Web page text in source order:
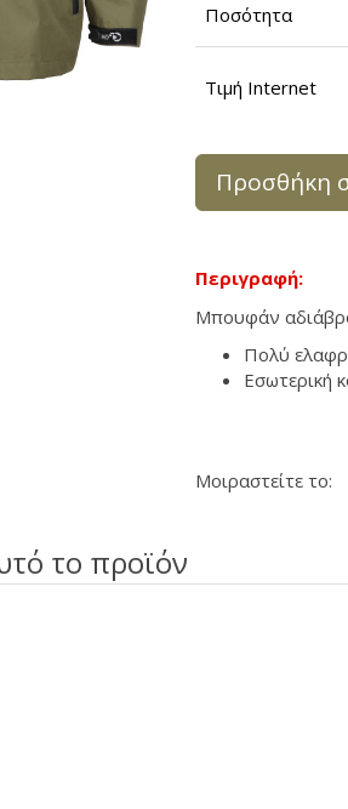
Ποσότητα
Τιμή Internet
Προσθήκη
Περιγραφή:
Μπουφάν
Πολύ
Εσωτερική
Μοιραστείτε το:
το προϊόν